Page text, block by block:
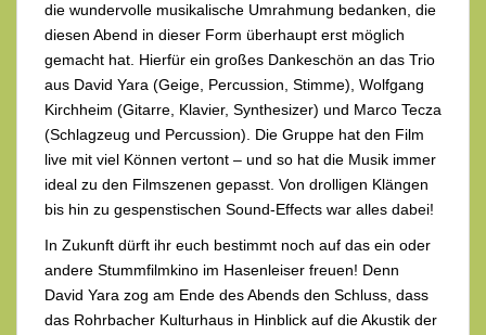
die wundervolle musikalische Umrahmung bedanken, die
diesen Abend in dieser Form überhaupt erst möglich
gemacht hat. Hierfür ein großes Dankeschön an das Trio
aus David Yara (Geige, Percussion, Stimme), Wolfgang
Kirchheim (Gitarre, Klavier, Synthesizer) und Marco Tecza
(Schlagzeug und Percussion). Die Gruppe hat den Film
live mit viel Können vertont – und so hat die Musik immer
ideal zu den Filmszenen gepasst. Von drolligen Klängen
bis hin zu gespenstischen Sound-Effects war alles dabei!
In Zukunft dürft ihr euch bestimmt noch auf das ein oder
andere Stummfilmkino im Hasenleiser freuen! Denn
David Yara zog am Ende des Abends den Schluss, dass
das Rohrbacher Kulturhaus in Hinblick auf die Akustik der